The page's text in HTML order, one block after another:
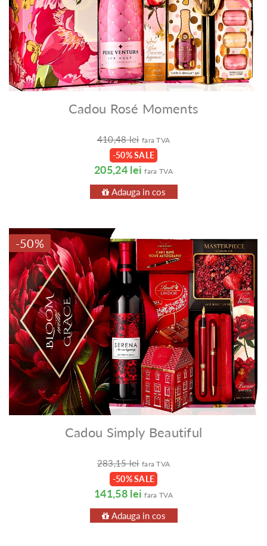
Cadou Rosé Moments
410,48 lei fara TVA
-50% SALE
205,24 lei fara TVA
Adauga in cos
-50%
Cadou Simply Beautiful
283,15 lei fara TVA
-50% SALE
141,58 lei fara TVA
Adauga in cos